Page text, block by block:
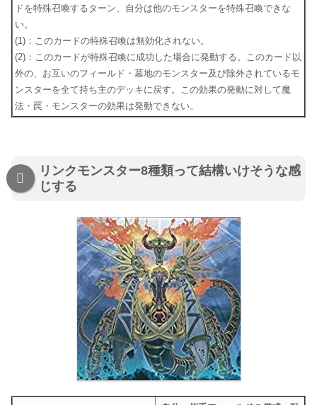
ドを特殊召喚するターン、自分は他のモンスターを特殊召喚できな
い。
(1)：このカードの特殊召喚は無効化されない。
(2)：このカードが特殊召喚に成功した場合に発動する。このカード以
外の、お互いのフィールド・墓地のモンスター及び除外されているモ
ンスターを全て持ち主のデッキに戻す。この効果の発動に対して魔
法・罠・モンスターの効果は発動できない。
リンクモンスター8種類って結構いけそうな感
じする